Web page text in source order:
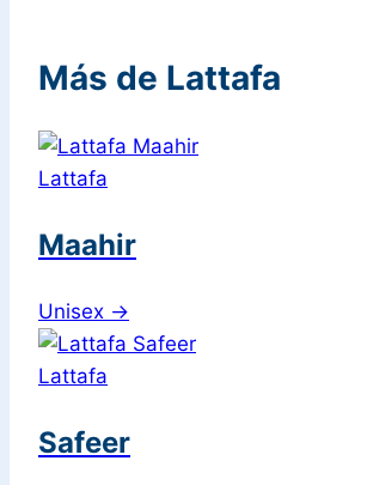
Más de Lattafa
Lattafa
Maahir
Unisex →
Lattafa
Safeer